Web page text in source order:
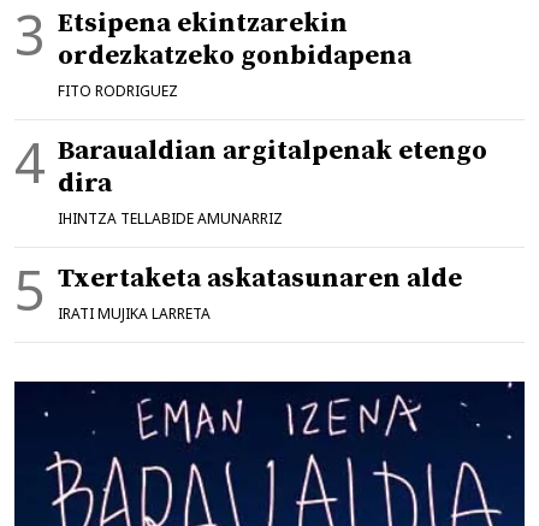
Etsipena ekintzarekin
ordezkatzeko gonbidapena
FITO RODRIGUEZ
Baraualdian argitalpenak etengo
dira
IHINTZA TELLABIDE AMUNARRIZ
Txertaketa askatasunaren alde
IRATI MUJIKA LARRETA